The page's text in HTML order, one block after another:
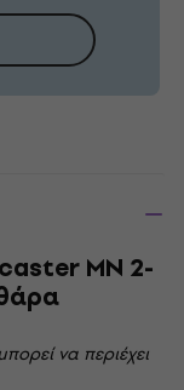
MN 2-
να περιέχει